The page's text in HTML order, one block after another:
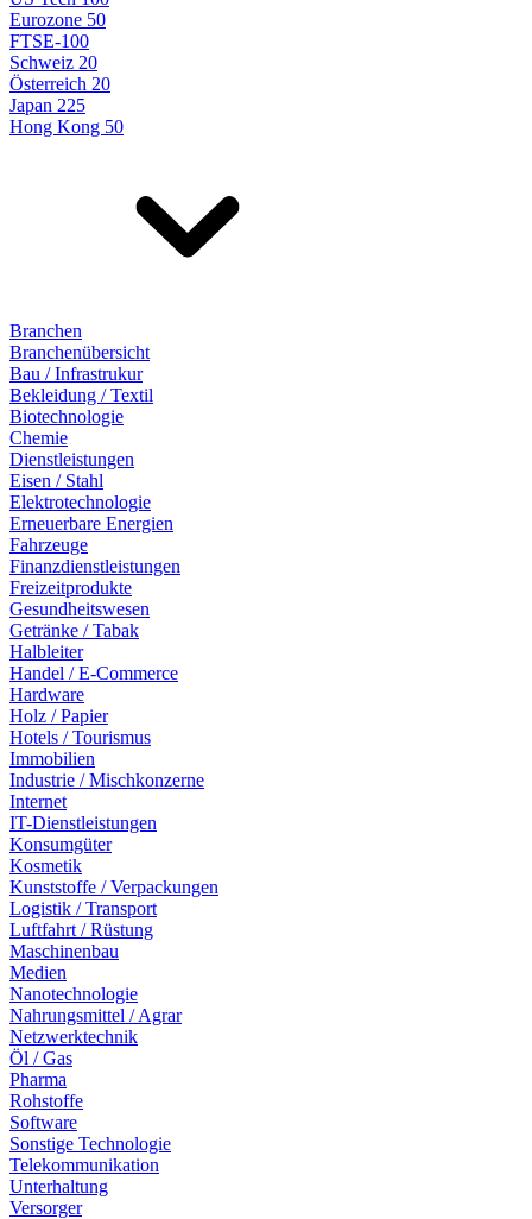
Eurozone 50
FTSE-100
Schweiz 20
Österreich 20
Japan 225
Hong Kong 50
Branchen
Branchenübersicht
Bau / Infrastrukur
Bekleidung / Textil
Biotechnologie
Chemie
Dienstleistungen
Eisen / Stahl
Elektrotechnologie
Erneuerbare Energien
Fahrzeuge
Finanzdienstleistungen
Freizeitprodukte
Gesundheitswesen
Getränke / Tabak
Halbleiter
Handel / E-Commerce
Hardware
Holz / Papier
Hotels / Tourismus
Immobilien
Industrie / Mischkonzerne
Internet
IT-Dienstleistungen
Konsumgüter
Kosmetik
Kunststoffe / Verpackungen
Logistik / Transport
Luftfahrt / Rüstung
Maschinenbau
Medien
Nanotechnologie
Nahrungsmittel / Agrar
Netzwerktechnik
Öl / Gas
Pharma
Rohstoffe
Software
Sonstige Technologie
Telekommunikation
Unterhaltung
Versorger